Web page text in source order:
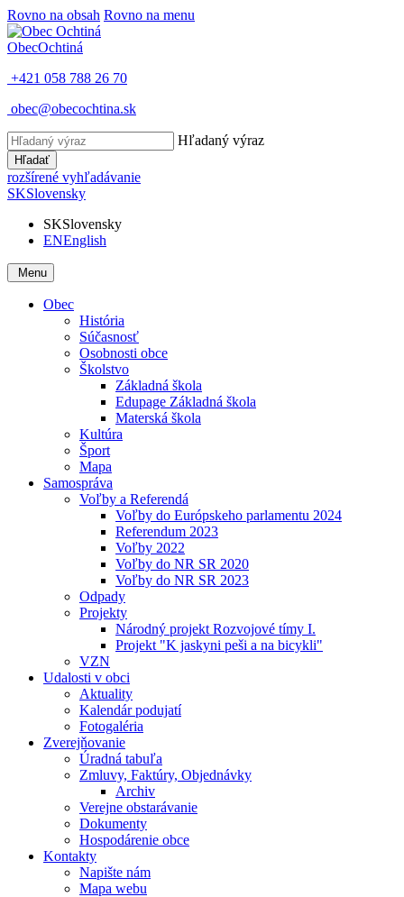
Rovno na obsah Rovno na menu
ObecOchtiná
+421 058 788 26 70
obec@obecochtina.sk
Hľadaný výraz
Hľadať
rozšírené vyhľadávanie
SKSlovensky
SKSlovensky
ENEnglish
Menu
Obec
História
Súčasnosť
Osobnosti obce
Školstvo
Základná škola
Edupage Základná škola
Materská škola
Kultúra
Šport
Mapa
Samospráva
Voľby a Referendá
Voľby do Európskeho parlamentu 2024
Referendum 2023
Voľby 2022
Voľby do NR SR 2020
Voľby do NR SR 2023
Odpady
Projekty
Národný projekt Rozvojové tímy I.
Projekt "K jaskyni peši a na bicykli"
VZN
Udalosti v obci
Aktuality
Kalendár podujatí
Fotogaléria
Zverejňovanie
Úradná tabuľa
Zmluvy, Faktúry, Objednávky
Archiv
Verejne obstarávanie
Dokumenty
Hospodárenie obce
Kontakty
Napište nám
Mapa webu